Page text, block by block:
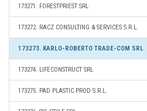
173271. FORESTPRIEST SRL
173272. RACZ CONSULTING & SERVICES S.R.L.
173273. KARLO-ROBERTO TRADE-COM SRL
173274. LIFECONSTRUCT SRL
173275. PAD PLASTIC PROD S.R.L.